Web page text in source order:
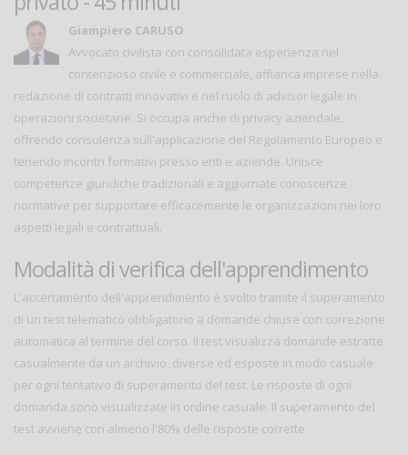
Giampiero CARUSO
Avvocato civilista con consolidata esperienza nel
contenzioso civile e commerciale, affianca imprese nella
redazione di contratti innovativi e nel ruolo di advisor legale in
operazioni societarie. Si occupa anche di privacy aziendale,
offrendo consulenza sull'applicazione del Regolamento Europeo e
tenendo incontri formativi presso enti e aziende. Unisce
competenze giuridiche tradizionali e aggiornate conoscenze
normative per supportare efficacemente le organizzazioni nei loro
aspetti legali e contrattuali.
Modalità di verifica dell'apprendimento
L'accertamento dell'apprendimento è svolto tramite il superamento
di un test telematico obbligatorio a domande chiuse con correzione
automatica al termine del corso. Il test visualizza domande estratte
casualmente da un archivio, diverse ed esposte in modo casuale
per ogni tentativo di superamento del test. Le risposte di ogni
domanda sono visualizzate in ordine casuale. Il superamento del
test avviene con almeno l'80% delle risposte corrette.